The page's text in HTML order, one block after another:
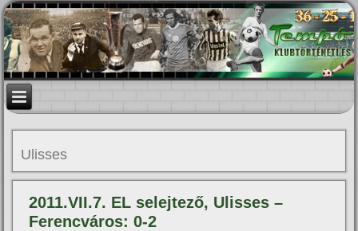
Ulisses
2011.VII.7. EL selejtező, Ulisses –
Ferencváros: 0-2